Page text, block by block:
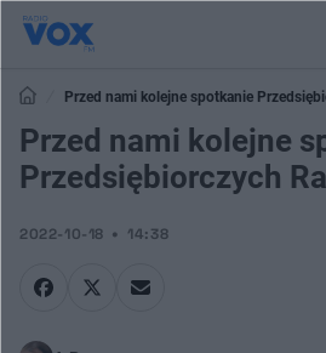
Przed nami kolejne spotkanie
Przed nami kolejne
Przedsiębiorczych
2022-10-18 14:38